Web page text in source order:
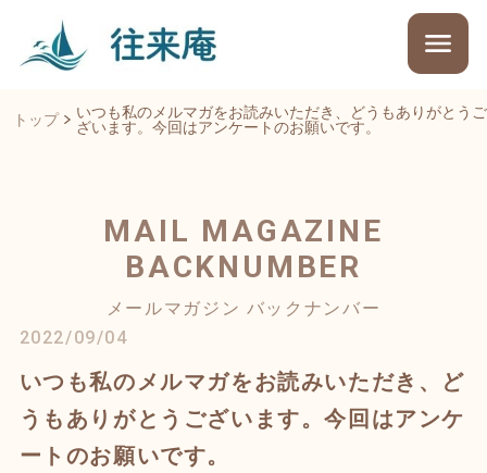
トップ
いつも私のメルマガをお読みいただき、どうもありがとうご
ざいます。今回はアンケートのお願いです。
MAIL MAGAZINE
BACKNUMBER
メールマガジン バックナンバー
2022/09/04
いつも私のメルマガをお読みいただき、ど
うもありがとうございます。今回はアンケ
ートのお願いです。